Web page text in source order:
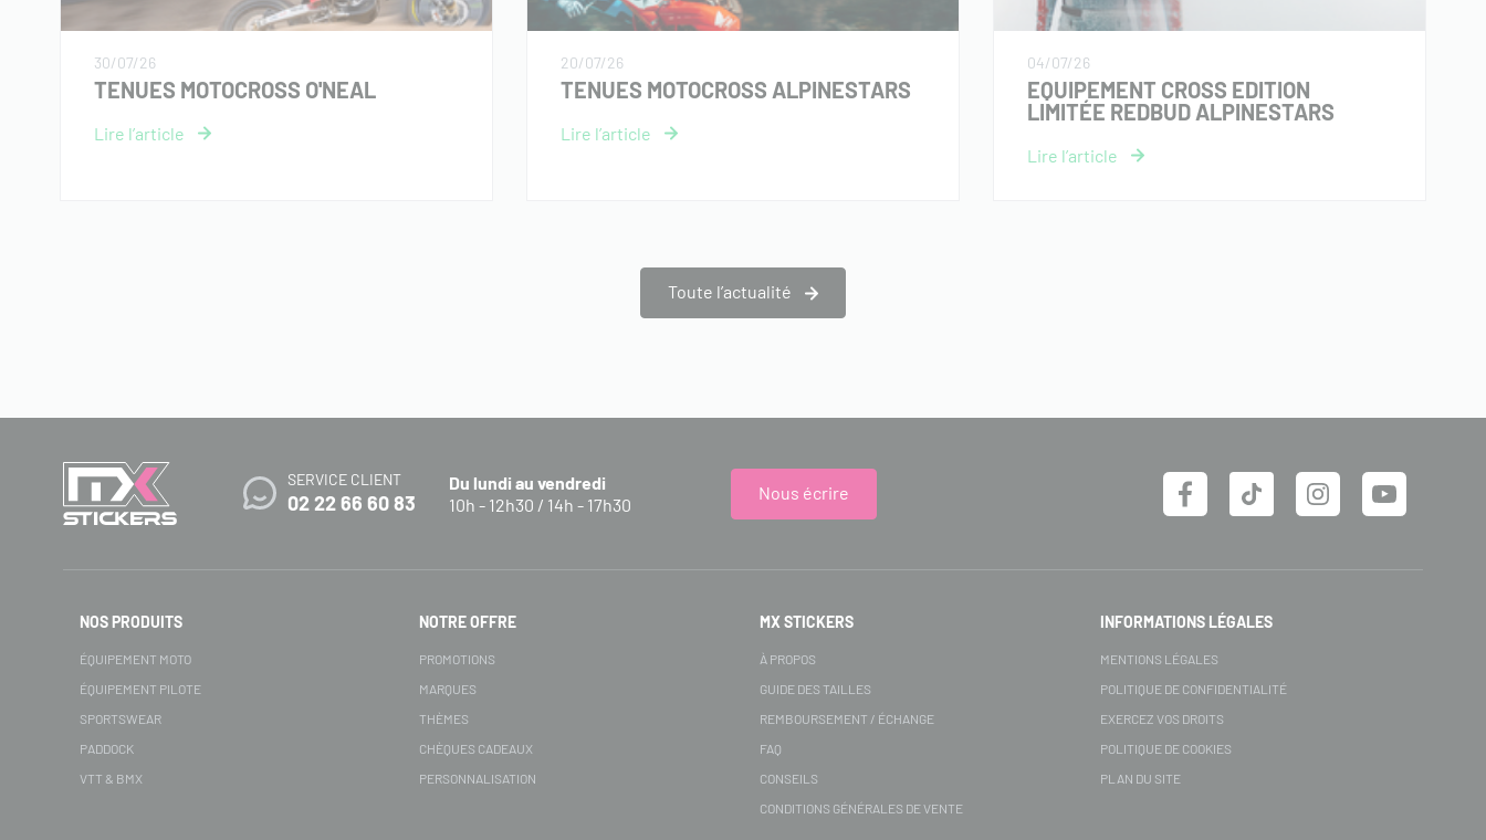
30/07/26
TENUES MOTOCROSS O'NEAL
20/07/26
TENUES MOTOCROSS ALPINESTARS
04/07/26
EQUIPEMENT CROSS EDITION
LIMITÉE REDBUD ALPINESTARS
Toute l’actualité
SERVICE CLIENT
02 22 66 60 83
Du lundi au vendredi
10h - 12h30 / 14h - 17h30
Nous écrire
NOS PRODUITS
ÉQUIPEMENT MOTO
ÉQUIPEMENT PILOTE
SPORTSWEAR
PADDOCK
VTT & BMX
NOTRE OFFRE
PROMOTIONS
MARQUES
THÈMES
CHÈQUES CADEAUX
PERSONNALISATION
MX STICKERS
À PROPOS
GUIDE DES TAILLES
REMBOURSEMENT / ÉCHANGE
FAQ
CONSEILS
CONDITIONS GÉNÉRALES DE VENTE
INFORMATIONS LÉGALES
MENTIONS LÉGALES
POLITIQUE DE CONFIDENTIALITÉ
EXERCEZ VOS DROITS
POLITIQUE DE COOKIES
PLAN DU SITE